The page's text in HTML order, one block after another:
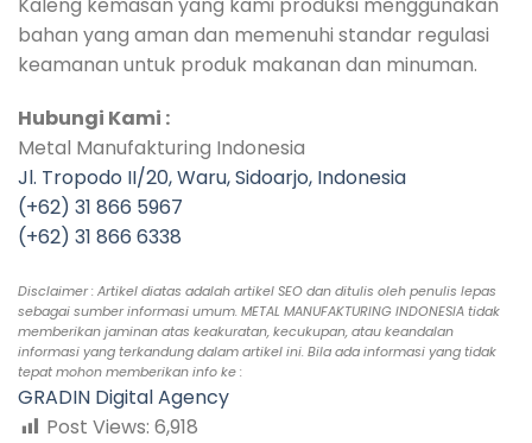
bahan yang aman dan memenuhi standar regulasi
keamanan untuk produk makanan dan minuman.
Hubungi Kami :
Metal Manufakturing Indonesia
Jl. Tropodo II/20, Waru, Sidoarjo, Indonesia
(+62) 31 866 5967
(+62) 31 866 6338
Disclaimer : Artikel diatas adalah artikel SEO dan ditulis oleh penulis lepas
sebagai sumber informasi umum. METAL MANUFAKTURING INDONESIA tidak
memberikan jaminan atas keakuratan, kecukupan, atau keandalan
informasi yang terkandung dalam artikel ini. Bila ada informasi yang tidak
tepat mohon memberikan info ke :
GRADIN Digital Agency
Post Views: 6,918